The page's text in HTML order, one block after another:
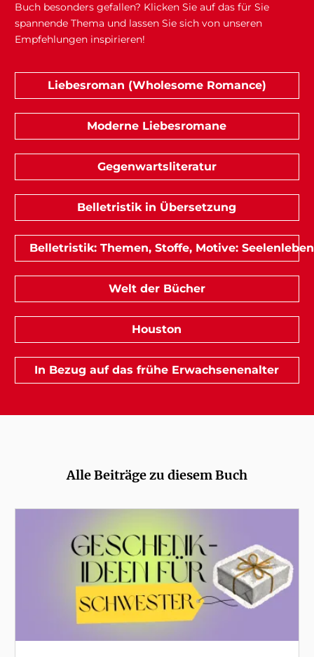
Buch besonders gefallen? Klicken Sie auf das für Sie
spannende Thema und lassen Sie sich von unseren
Empfehlungen inspirieren!
Liebesroman (Wholesome Romance)
Moderne Liebesromane
Gegenwartsliteratur
Belletristik in Übersetzung
Belletristik: Themen, Stoffe, Motive: Seelenleben
Welt der Bücher
Houston
In Bezug auf das frühe Erwachsenenalter
Alle Beiträge zu diesem Buch